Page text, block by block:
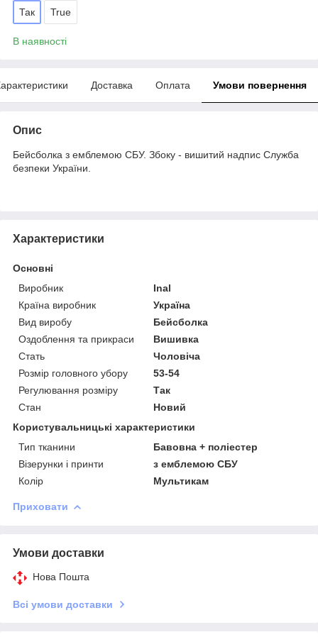
Так True
В наявності
Доставка Оплата Умови повернення
Опис
Бейсболка з емблемою СБУ. Збоку - вишитий надпис Служба
безпеки України.
Характеристики
Основні
Виробник
Inal
Країна виробник
Україна
Вид виробу
Бейсболка
Оздоблення та прикраси
Вишивка
Стать
Чоловіча
Розмір головного убору
53-54
Регулювання розміру
Так
Стан
Новий
Користувальницькі характеристики
Тип тканини
Бавовна + поліестер
Візерунки і принти
з емблемою СБУ
Колір
Мультикам
Приховати
Умови доставки
Нова Пошта
Всі умови доставки